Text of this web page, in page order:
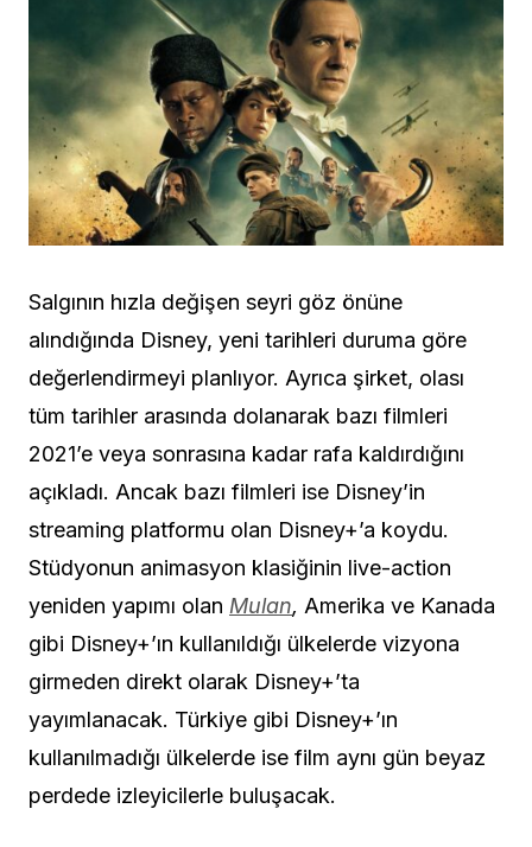
Salgının hızla değişen seyri göz önüne
alındığında Disney, yeni tarihleri duruma göre
değerlendirmeyi planlıyor. Ayrıca şirket, olası
tüm tarihler arasında dolanarak bazı filmleri
2021’e veya sonrasına kadar rafa kaldırdığını
açıkladı. Ancak bazı filmleri ise Disney’in
streaming platformu olan Disney+’a koydu.
Stüdyonun animasyon klasiğinin live-action
yeniden yapımı olan Mulan, Amerika ve Kanada
gibi Disney+’ın kullanıldığı ülkelerde vizyona
girmeden direkt olarak Disney+’ta
yayımlanacak. Türkiye gibi Disney+’ın
kullanılmadığı ülkelerde ise film aynı gün beyaz
perdede izleyicilerle buluşacak.